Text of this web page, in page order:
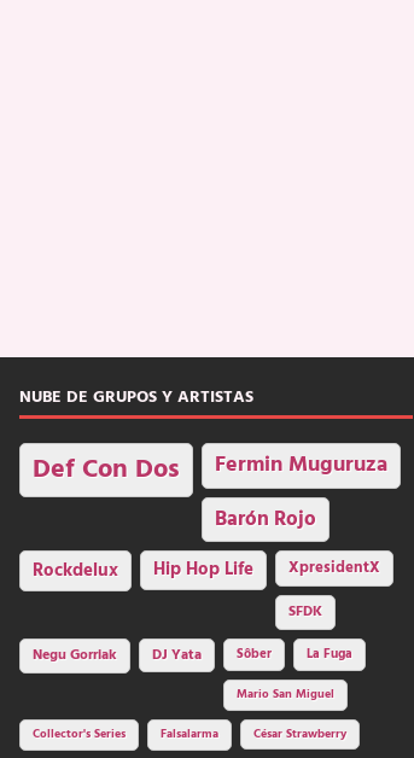
NUBE DE GRUPOS Y ARTISTAS
Def Con Dos Fermin Muguruza
Barón Rojo
Rockdelux Hip Hop Life
XpresidentX
SFDK
Negu Gorriak
DJ Yata Sôber
La Fuga
Mario San Miguel
Collector's Series
Falsalarma César Strawberry